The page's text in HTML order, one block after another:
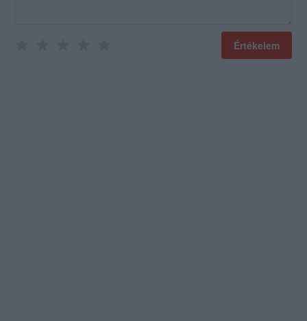
Értékelem